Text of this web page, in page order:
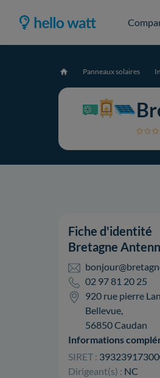
Accueil Panneaux solaires
Fiche d'identité
Bretagne
02 97 81 20 25
920 rue pierre
Bellevue,
56850 Caudan
Informations
SIRET :
Dirigeant(s) : NC